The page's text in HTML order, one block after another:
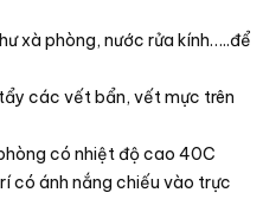
xà phòng, nước rửa kính…..để
các vết bẩn, vết mực trên
có nhiệt độ cao 40C
có ánh nắng chiếu vào trực